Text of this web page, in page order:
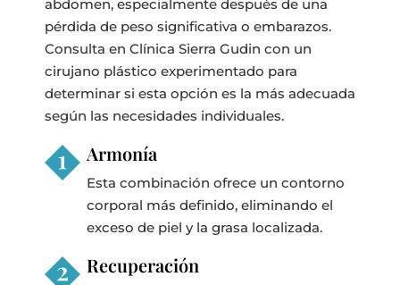
abdomen, especialmente después de una
pérdida de peso significativa o embarazos.
Consulta en Clínica Sierra Gudin con un
cirujano plástico experimentado para
determinar si esta opción es la más adecuada
según las necesidades individuales.
Armonía
Esta combinación ofrece un contorno
corporal más definido, eliminando el
exceso de piel y la grasa localizada.
Recuperación